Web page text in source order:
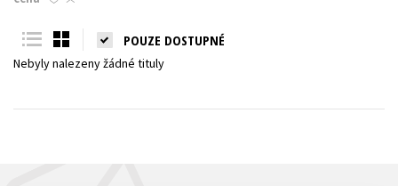
Young adult (SK)
Všechny tituly
POUZE DOSTUPNÉ
Nebyly nalezeny žádné tituly